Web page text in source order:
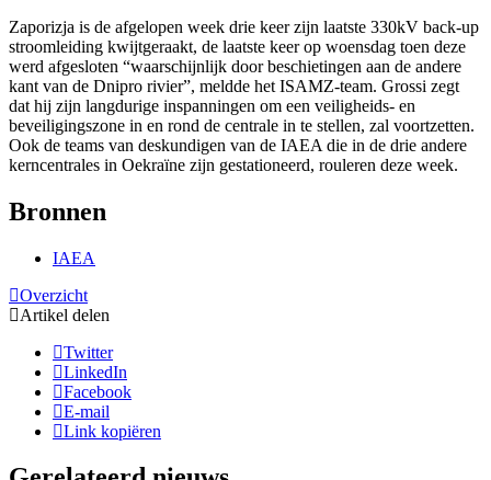
Zaporizja is de afgelopen week drie keer zijn laatste 330kV back-up
stroomleiding kwijtgeraakt, de laatste keer op woensdag toen deze
werd afgesloten “waarschijnlijk door beschietingen aan de andere
kant van de Dnipro rivier”, meldde het ISAMZ-team. Grossi zegt
dat hij zijn langdurige inspanningen om een veiligheids- en
beveiligingszone in en rond de centrale in te stellen, zal voortzetten.
Ook de teams van deskundigen van de IAEA die in de drie andere
kerncentrales in Oekraïne zijn gestationeerd, rouleren deze week.
Bronnen
IAEA
Overzicht
Artikel delen
Twitter
LinkedIn
Facebook
E-mail
Link kopiëren